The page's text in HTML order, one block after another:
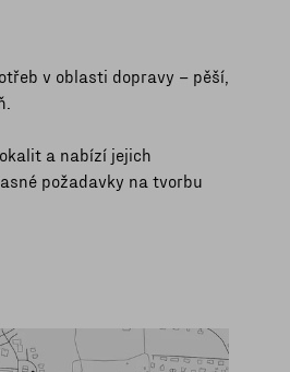
v oblasti dopravy – pěší,
a nabízí jejich
požadavky na tvorbu